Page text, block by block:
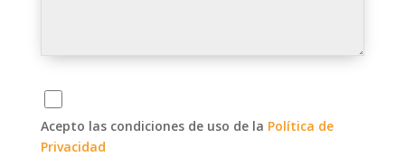
Acepto las condiciones de uso de la Política de
Privacidad